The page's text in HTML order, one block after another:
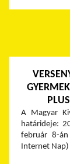
A Magyar
határideje:
február 8-
Internet